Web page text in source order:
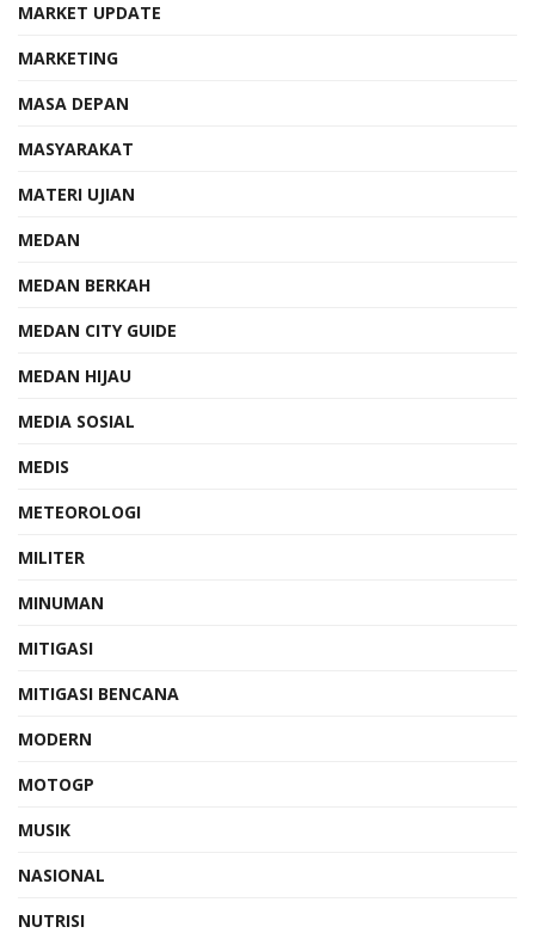
MARKET UPDATE
MARKETING
MASA DEPAN
MASYARAKAT
MATERI UJIAN
MEDAN
MEDAN BERKAH
MEDAN CITY GUIDE
MEDAN HIJAU
MEDIA SOSIAL
MEDIS
METEOROLOGI
MILITER
MINUMAN
MITIGASI
MITIGASI BENCANA
MODERN
MOTOGP
MUSIK
NASIONAL
NUTRISI